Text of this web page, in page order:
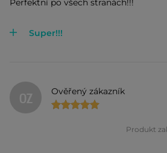
Perfektní po všech stranách!!!
Super!!!
OZ Ověřený zákazník
Produkt